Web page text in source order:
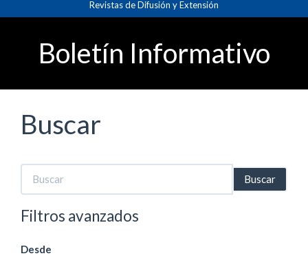
principal
principal
Barra
Revistas de Difusión y Extensión
Boletín Informativo
Buscar
Buscar
artículos
por
Filtros avanzados
Desde